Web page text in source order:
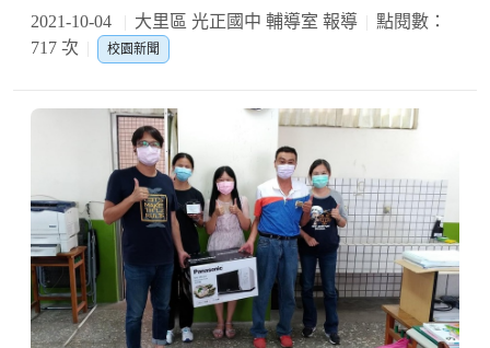
2021-10-04 大里區 光正國中 輔導室 報導
點閱數：
717 次
校園新聞